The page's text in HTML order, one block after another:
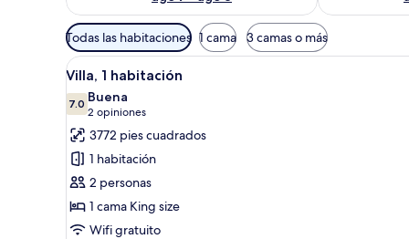
Filtros
disponibles
para
las
habitaciones
Todas las habitaciones 1 cama 3 camas o más
Abrir
todas
las
fotos
de
Villa,
1
habitación
Una sala moderna con un
26
Villa, 1 habitación
7.07.0 de 10
Buena
2 opiniones
(2
opiniones)
3772 pies cuadrados
1 habitación
2 personas
1 cama King size
Wifi gratuito